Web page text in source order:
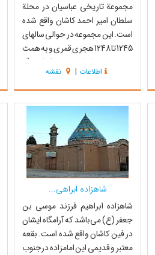
مجموعة تاریخی عباسیان در محلة
سلطان امیر احمد کاشان واقع شده
است. این مجموعه در حوالی سالهای
1245 تا 1248 هجری قمری و به همت
حاج محمد ابراهیم تاجر کاشی (از
تجار معروف و بنام چینی و بلور جات
در کاشان) شروع به ساخت گردید.
معمار این مجموعه فردی ناشناس
اطلاعات | نقشه
شاهزاده ابراهی...
شاهزاده ابراهیم فرزند موسی بن
جعفر (ع) می‌باشد که آرامگاه ایشان
در فین کاشان واقع شده است. بقعه
معتبر و قدیمی این امامزاده درجنوب